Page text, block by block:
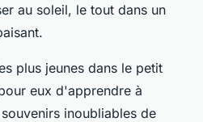
au soleil, le tout dans un
plus jeunes dans le petit
eux d'apprendre à
inoubliables de